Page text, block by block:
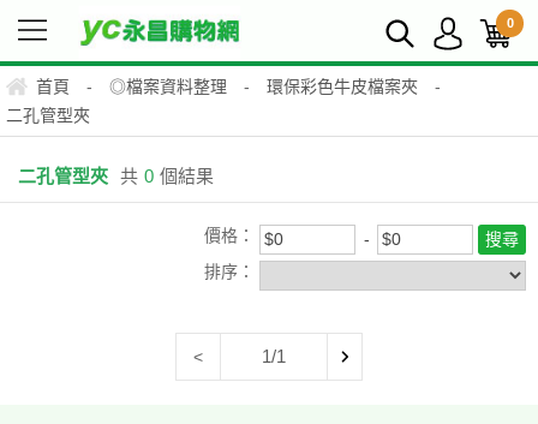
0
首頁 - ◎檔案資料整理 - 環保彩色牛皮檔案夾
-
二孔管型夾
二孔管型夾 共 0 個結果
價格：
排序：
< 1/1